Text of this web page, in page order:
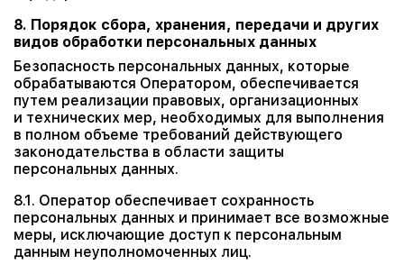
8. Порядок сбора, хранения, передачи и других
видов обработки персональных данных
Безопасность персональных данных, которые
обрабатываются Оператором, обеспечивается
путем реализации правовых, организационных
и технических мер, необходимых для выполнения
в полном объеме требований действующего
законодательства в области защиты
персональных данных.
8.1. Оператор обеспечивает сохранность
персональных данных и принимает все возможные
меры, исключающие доступ к персональным
данным неуполномоченных лиц.